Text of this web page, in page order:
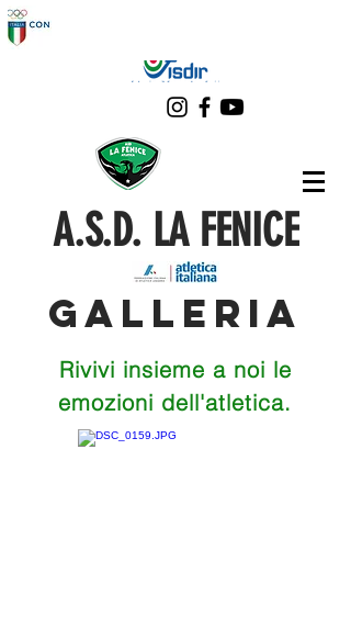
A.S.D. LA FENICE
GALLERIA
Rivivi insieme a noi le
emozioni dell'atletica.